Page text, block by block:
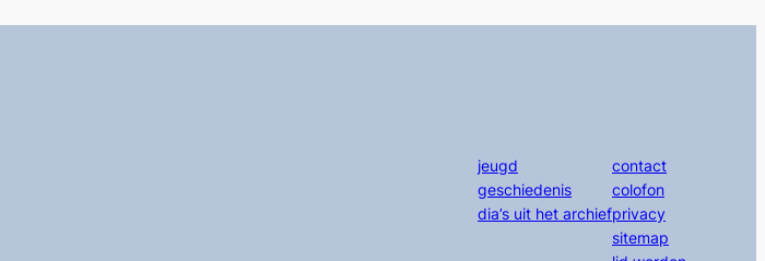
jeugd
geschiedenis
dia’s uit het archief
contact
colofon
privacy
sitemap